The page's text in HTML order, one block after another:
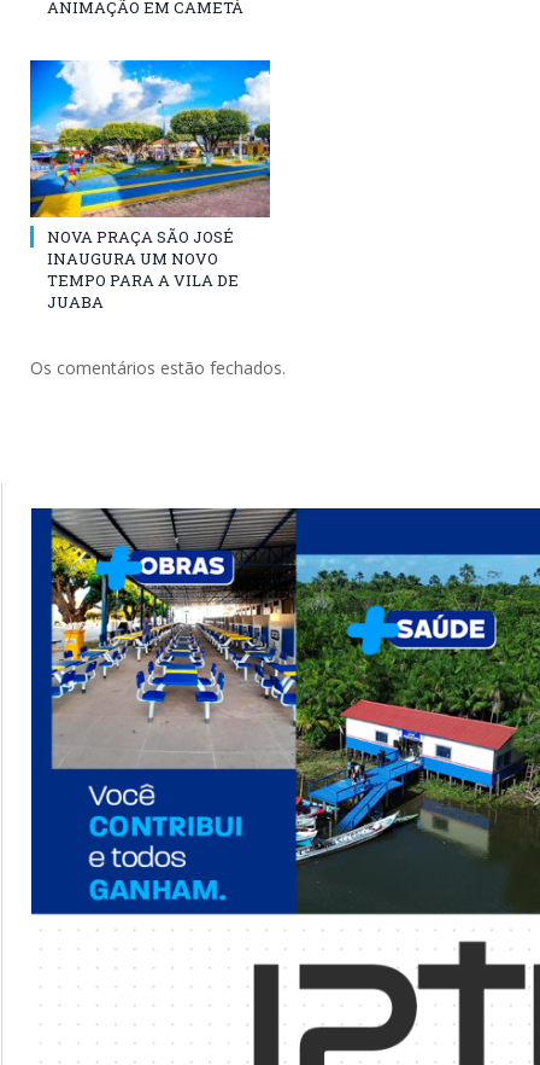
ANIMAÇÃO EM CAMETÁ
NOVA PRAÇA SÃO JOSÉ
INAUGURA UM NOVO
TEMPO PARA A VILA DE
JUABA
Os comentários estão fechados.